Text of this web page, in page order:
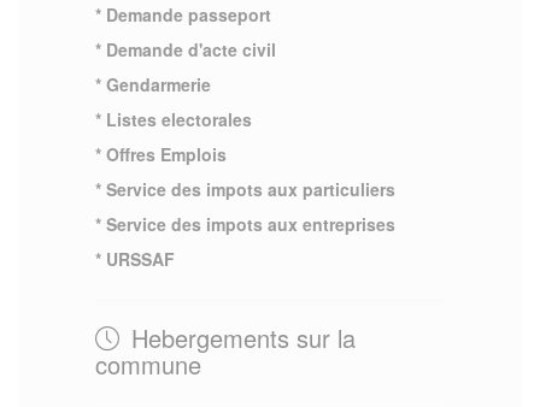
* Demande passeport
* Demande d'acte civil
* Gendarmerie
* Listes electorales
* Offres Emplois
* Service des impots aux particuliers
* Service des impots aux entreprises
* URSSAF
Hebergements sur la
commune